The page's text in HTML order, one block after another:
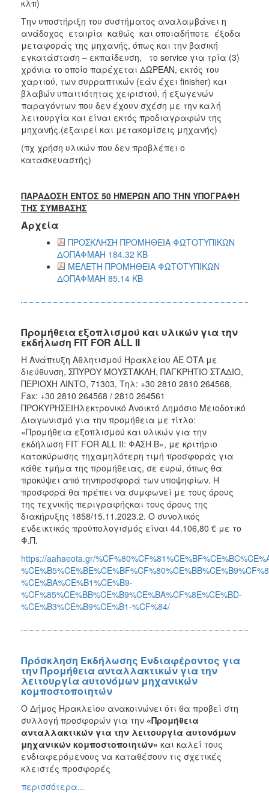
κλπ)
Την υποστήριξη του συστήματος αναλαμβάνει η
ανάδοχος εταιρία καθώς και οποιαδήποτε έξοδα
μεταφοράς της μηχανής, όπως και την βασική
εγκατάσταση – εκπαίδευση, το service για τρία (3)
χρόνια το οποίο παρέχεται ΔΩΡΕΑΝ, εκτός του
χαρτιού, των συρραπτικών (εάν έχει finisher) και
βλαβών υπαιτιότητας χειριστού, ή εξωγενών
παραγόντων που δεν έχουν σχέση με την καλή
λειτουργία και είναι εκτός προδιαγραφών της
μηχανής.(εξαιρεί και μετακομίσεις μηχανής)
(πχ χρήση υλικών που δεν προβλέπει ο
κατασκευαστής)
ΠΑΡΑΔΟΣΗ ΕΝΤΟΣ 50 ΗΜΕΡΩΝ ΑΠΟ ΤΗΝ ΥΠΟΓΡΑΦΗ
ΤΗΣ ΣΥΜΒΑΣΗΣ
Αρχεία
ΠΡΟΣΚΛΗΣΗ ΠΡΟΜΗΘΕΙΑ ΦΩΤΟΤΥΠΙΚΩΝ
ΔΟΠΑΦΜΑΗ 184.32 KB
ΜΕΛΕΤΗ ΠΡΟΜΗΘΕΙΑ ΦΩΤΟΤΥΠΙΚΩΝ
ΔΟΠΑΦΜΑΗ 85.14 KB
Προμήθεια εξοπλισμού και υλικών για την
εκδήλωση FIT FOR ALL II
Η Ανάπτυξη Αθλητισμού Ηρακλείου ΑΕ ΟΤΑ με
διεύθυνση, ΣΠΥΡΟΥ ΜΟΥΣΤΑΚΛΗ, ΠΑΓΚΡΗΤΙΟ ΣΤΑΔΙΟ,
ΠΕΡΙΟΧΗ ΛΙΝΤΟ, 71303, Τηλ: +30 2810 2810 264568,
Fax: +30 2810 264568 / 2810 264561
ΠΡΟΚΥΡΗΣΕΙΗλεκτρονικό Ανοικτό Δημόσιο Μειοδοτικό
Διαγωνισμό για την προμήθεια με τίτλο:
«Προμήθεια εξοπλισμού και υλικών για την
εκδήλωση FIT FOR ALL II: ΦΑΣΗ Β», με κριτήριο
κατακύρωσης τηχαμηλότερη τιμή προσφοράς για
κάθε τμήμα της προμήθειας, σε ευρώ, όπως θα
προκύψει από τηνπροσφορά των υποψηφίων. Η
προσφορά θα πρέπει να συμφωνεί με τους όρους
της τεχνικής περιγραφήςκαι τους όρους της
διακήρυξης 1858/15.11.2023.2. Ο συνολικός
ενδεικτικός προϋπολογισμός είναι 44.106,80 € με το
Φ.Π.
https://aahaeota.gr/
%CE%BA%CE%B1%CE%B9-
%CF%85%CE%BB%CE%B9%CE%BA%CF%8E%CE%BD-
%CE%B3%CE%B9%CE%B1-%CF%84/
Πρόσκληση Εκδήλωσης Ενδιαφέροντος για
την Προμήθεια ανταλλακτικών για την
λειτουργία αυτονόμων μηχανικών
κομποστοποιητών
Ο Δήμος Ηρακλείου ανακοινώνει ότι θα προβεί στη
συλλογή προσφορών για την «Προμήθεια
ανταλλακτικών για την λειτουργία αυτονόμων
μηχανικών κομποστοποιητών» και καλεί τους
ενδιαφερόμενους να καταθέσουν τις σχετικές
κλειστές προσφορές
περισσότερα...